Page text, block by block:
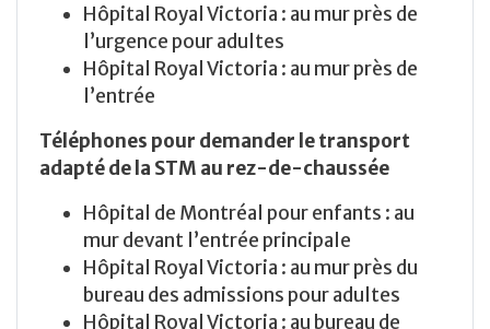
Hôpital Royal Victoria : au mur près de
l’urgence pour adultes
Hôpital Royal Victoria : au mur près de
l’entrée
Téléphones pour demander le transport
adapté de la STM au rez-de-chaussée
Hôpital de Montréal pour enfants : au
mur devant l’entrée principale
Hôpital Royal Victoria : au mur près du
bureau des admissions pour adultes
Hôpital Royal Victoria : au bureau de